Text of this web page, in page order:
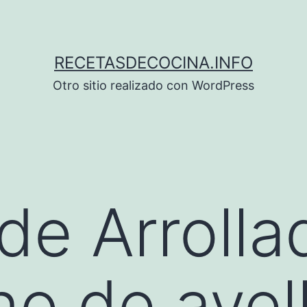
RECETASDECOCINA.INFO
Otro sitio realizado con WordPress